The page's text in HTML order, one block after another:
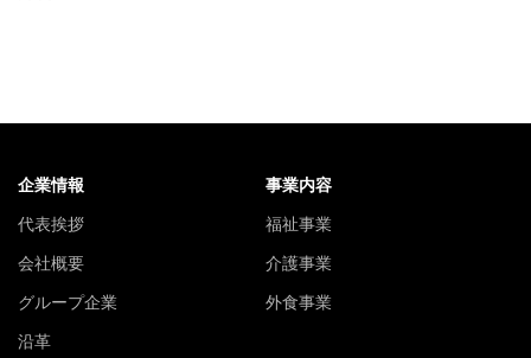
企業情報
代表挨拶
会社概要
グループ企業
沿革
事業内容
福祉事業
介護事業
外食事業